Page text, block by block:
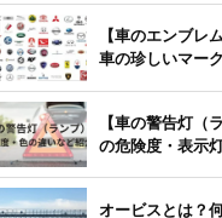
【車のエンブレ
車の珍しいマー
【車の警告灯（
の危険度・表示
オービスとは？